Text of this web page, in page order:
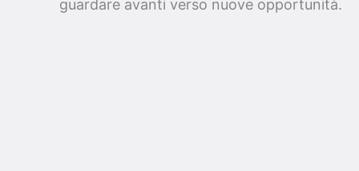
guardare avanti verso nuove opportunità.